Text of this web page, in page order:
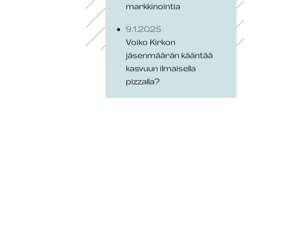
markkinointia
9.1.2025
Voiko Kirkon
jäsenmäärän kääntää
kasvuun ilmaisella
pizzalla?